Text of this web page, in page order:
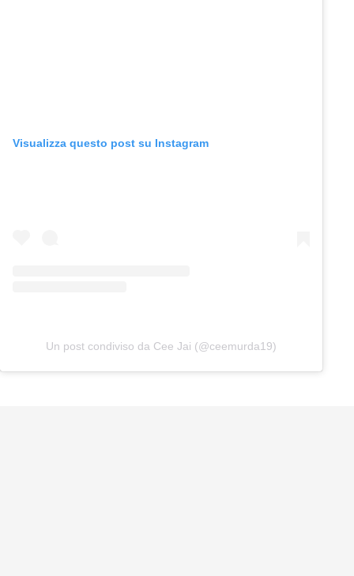
Visualizza questo post su Instagram
Un post condiviso da Cee Jai (@ceemurda19)